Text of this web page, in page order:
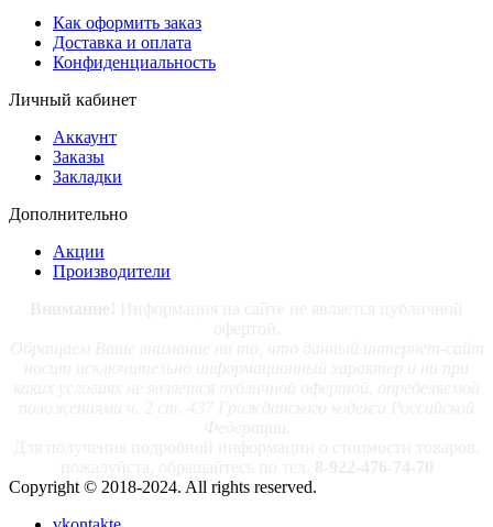
Как оформить заказ
Доставка и оплата
Конфиденциальность
Личный кабинет
Аккаунт
Заказы
Закладки
Дополнительно
Акции
Производители
Copyright © 2018-2024. All rights reserved.